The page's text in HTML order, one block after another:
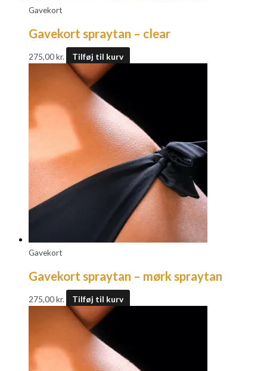
Gavekort
Gavekort spraytan – clear
275,00kr. Tilføj til kurv
Gavekort
Gavekort spraytan – mørk spraytan
275,00kr. Tilføj til kurv